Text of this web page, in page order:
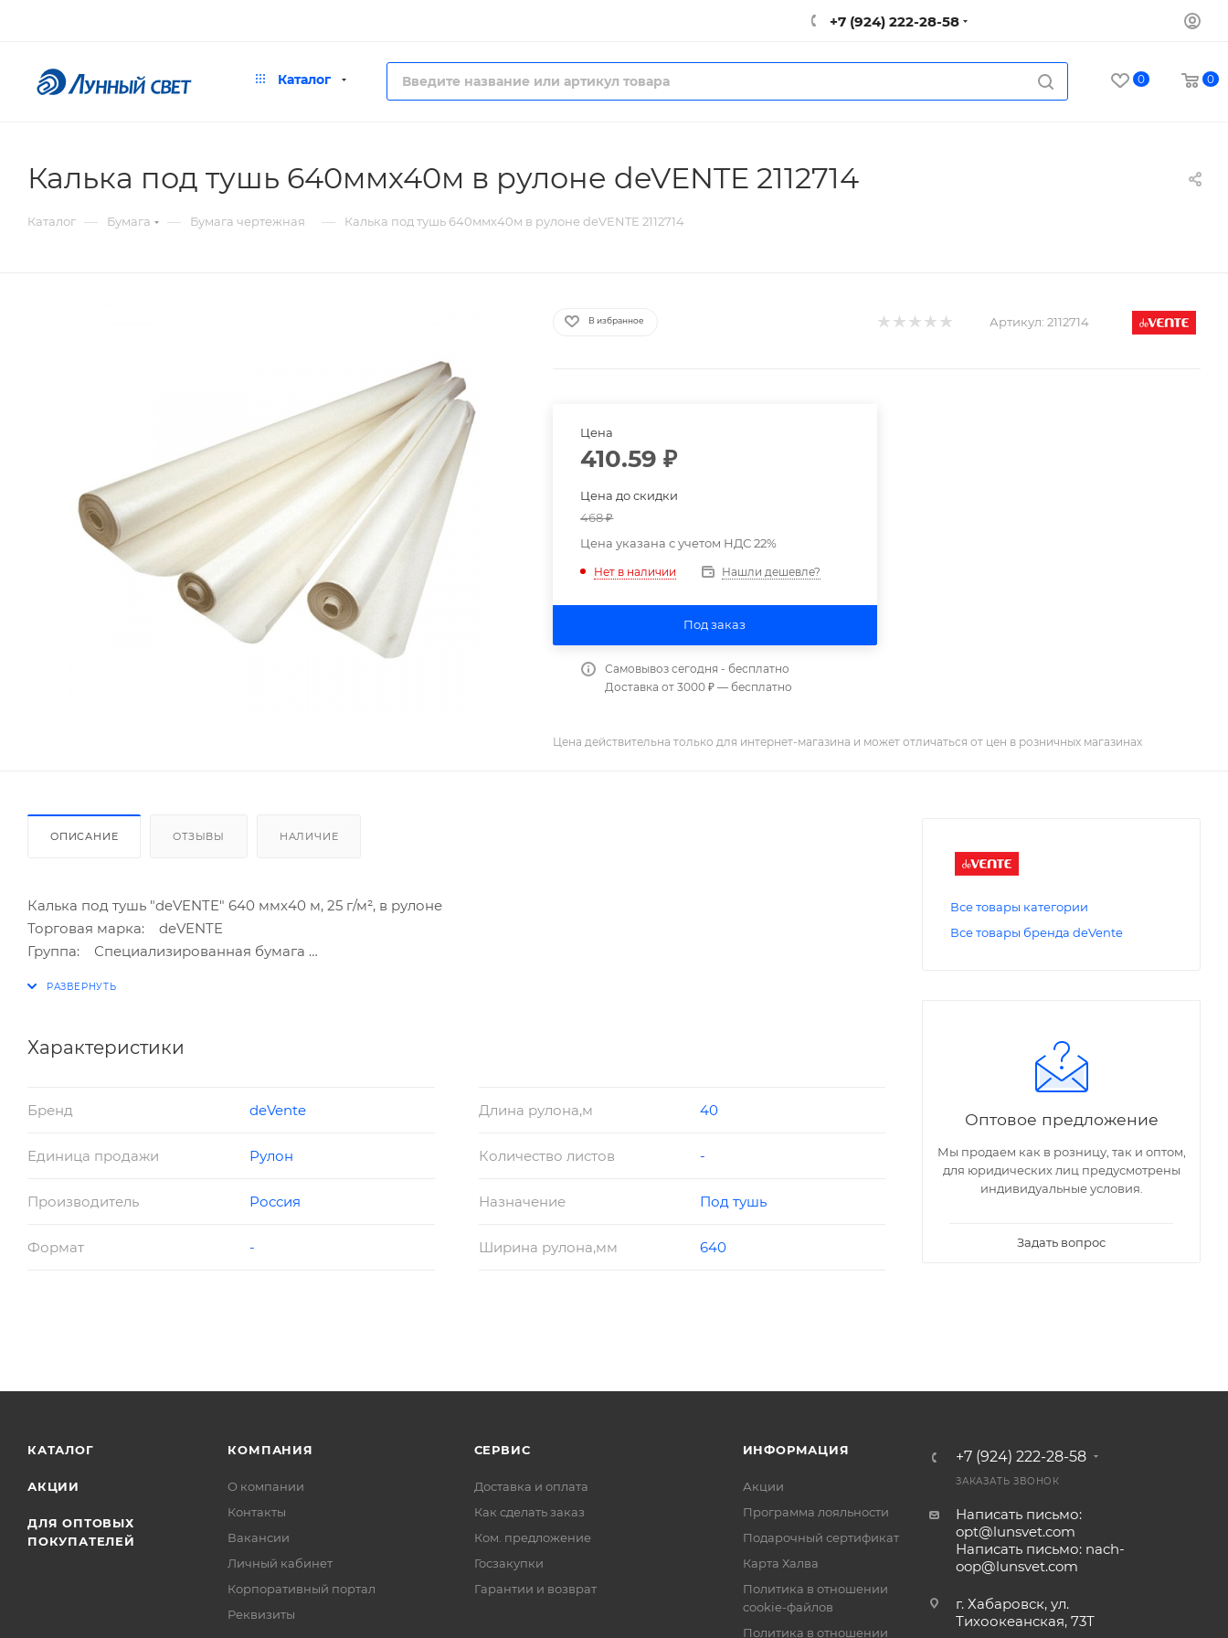
+7 (924) 222-28-58
Каталог 0 0
Калька под тушь 640ммх40м в рулоне deVENTE 2112714
Каталог — Бумага — Бумага чертежная — Калька под тушь 640ммх40м в рулоне deVENTE 2112714
В избранное Артикул: 2112714
Цена
410.59 ₽
Цена до скидки
468₽
Цена указана с учетом НДС 22%
Нет в наличии Нашли дешевле?
Под заказ
Самовывоз сегодня - бесплатно
Доставка от 3000 ₽ — бесплатно
Цена действительна только для интернет-магазина и может отличаться от цен в розничных магазинах
ОПИСАНИЕ ОТЗЫВЫ НАЛИЧИЕ
Калька под тушь "deVENTE" 640 ммx40 м, 25 г/м², в рулоне
Торговая марка: deVENTE
Группа: Специализированная бумага
Описание: в рулоне
Характеристики
Бренд deVente Длина рулона,м 40
Единица продажи Рулон Количество листов -
Производитель Россия Назначение Под тушь
Формат - Ширина рулона,мм 640
Все товары категории
Все товары бренда deVente
Оптовое предложение
Мы продаем как в розницу, так и оптом,
для юридических лиц предусмотрены
индивидуальные условия.
Задать вопрос
КАТАЛОГ
АКЦИИ
ДЛЯ ОПТОВЫХ
ПОКУПАТЕЛЕЙ
КОМПАНИЯ
О компании
Контакты
Вакансии
Личный кабинет
Корпоративный портал
Реквизиты
СЕРВИС
Доставка и оплата
Как сделать заказ
Ком. предложение
Госзакупки
Гарантии и возврат
ИНФОРМАЦИЯ
Акции
Программа лояльности
Подарочный сертификат
Карта Халва
Политика в отношении
cookie-файлов
Политика в отношении
+7 (924) 222-28-58
ЗАКАЗАТЬ ЗВОНОК
Написать письмо:
opt@lunsvet.com
Написать письмо: nach-
oop@lunsvet.com
г. Хабаровск, ул.
Тихоокеанская, 73Т